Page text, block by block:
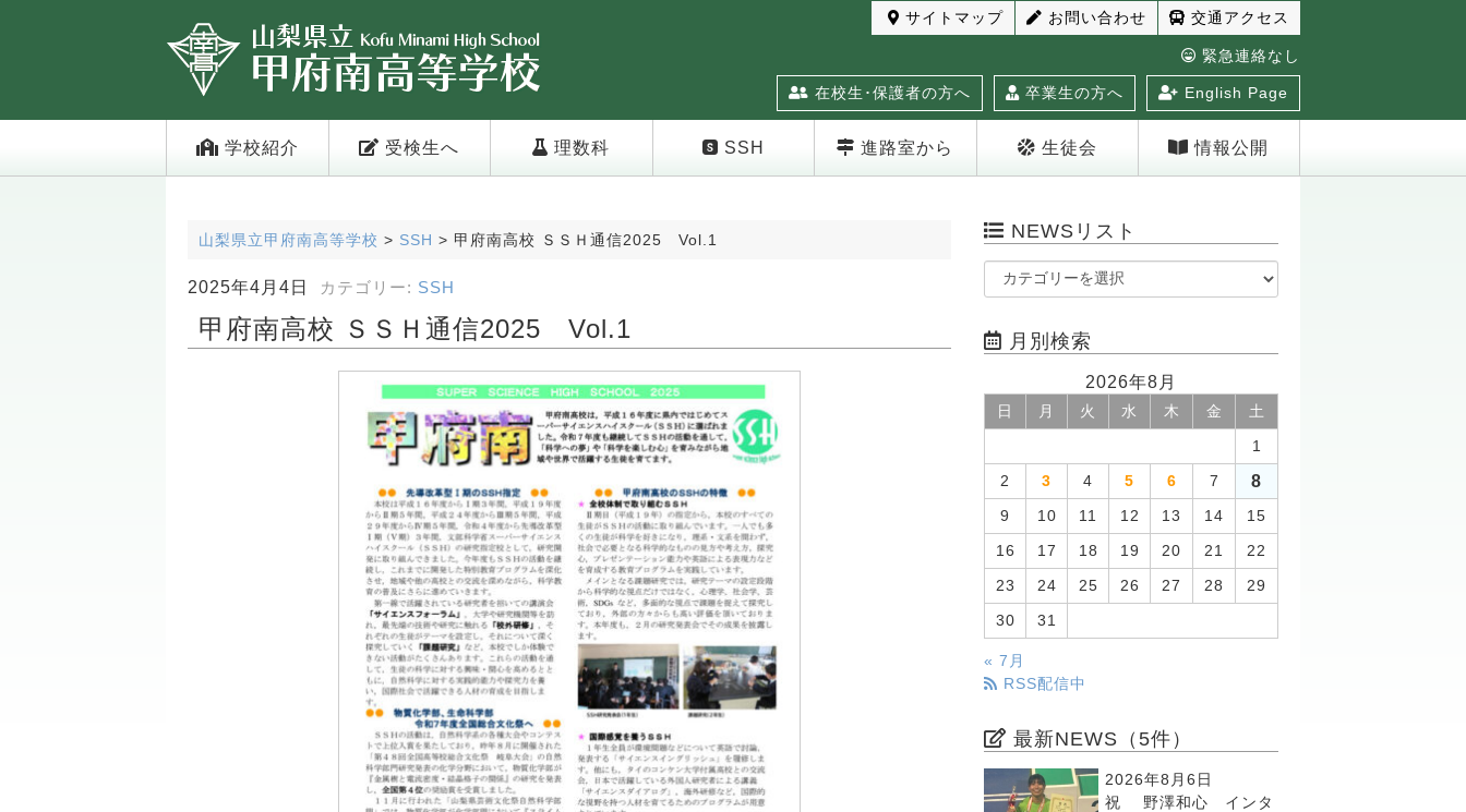
交通アクセス
お問い合わせ
サイトマップ
緊急連絡なし
在校生･保護者の方へ 卒業生の方へ English Page
学校紹介 受検生へ 理数科 SSH 進路室から 生徒会 情報公開
山梨県立甲府南高等学校 > SSH > 甲府南高校 ＳＳＨ通信2025 Vol.1
2025年4月4日 カテゴリー: SSH
甲府南高校 ＳＳＨ通信2025 Vol.1
NEWSリスト
月別検索
2026年8月
日 月 火 水 木 金 土
1
2 3 4 5 6 7 8
9 10 11 12 13 14 15
16 17 18 19 20 21 22
23 24 25 26 27 28 29
30 31
« 7月
RSS配信中
最新NEWS（5件）
2026年8月6日
祝 野澤和心 インタ